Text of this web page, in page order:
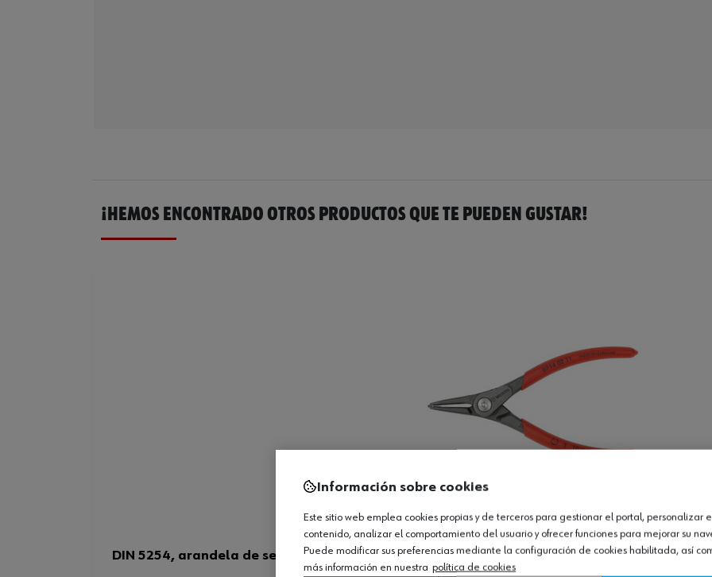
¡HEMOS ENCONTRADO OTROS PRODUCTOS QUE TE PUEDEN GUSTAR!
DIN 5254, arandela de seguridad para eje, forma A
Información sobre cookies
Este sitio web emplea cookies propias y de terceros para gestionar el portal, personalizar
contenido, analizar el comportamiento del usuario y ofrecer funciones para mejorar su
Puede modificar sus preferencias mediante la configuración de cookies habilitada, así
más información en nuestra política de cookies